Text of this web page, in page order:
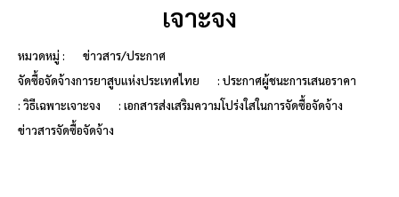
เจาะจง
หมวดหมู่ :
ข่าวสาร/ประกาศ
จัดซื้อจัดจ้างการยาสูบแห่งประเทศไทย
: ประกาศผู้ชนะการเสนอราคา
: วิธีเฉพาะเจาะจง
: เอกสารส่งเสริมความโปร่งใสในการจัดซื้อจัดจ้าง
ข่าวสารจัดซื้อจัดจ้าง